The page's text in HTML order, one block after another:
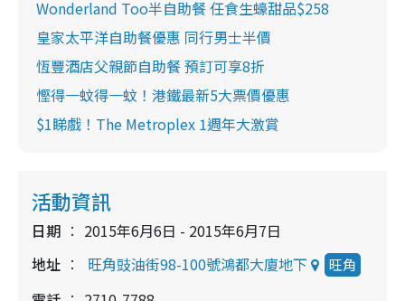
Wonderland Too半自助餐 任食生蠔甜品$258
皇家太平洋自助餐優惠 同行男士半價
恆豐酒店父親節自助餐 預訂可享8折
慳得一蚊得一蚊！港鐵最新5大票價優惠
$1睇戲！The Metroplex 1週年大激賞
活動資訊
日期
2015年6月6日 - 2015年6月7日
地址
旺角豉油街98-100號鴻都大廈地下 旺角